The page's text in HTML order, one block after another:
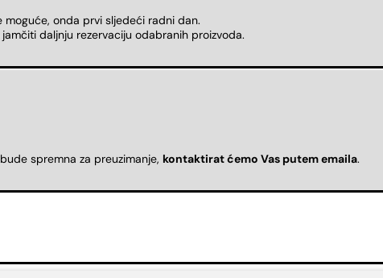
moguće, onda prvi sljedeći radni dan.
daljnju rezervaciju odabranih proizvoda.
spremna za preuzimanje, kontaktirat ćemo Vas putem emaila.